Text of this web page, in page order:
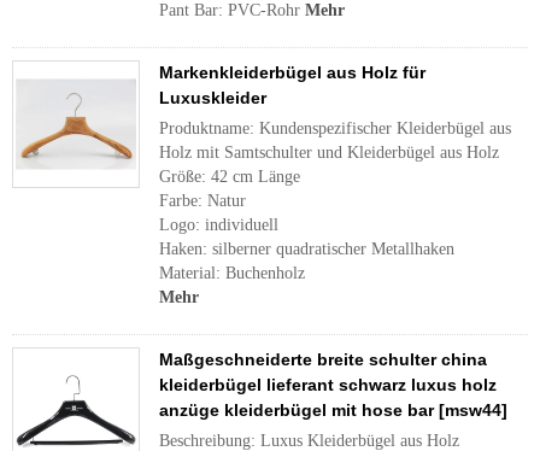
Pant Bar: PVC-Rohr Mehr
Markenkleiderbügel aus Holz für
Luxuskleider
Produktname: Kundenspezifischer Kleiderbügel aus
Holz mit Samtschulter und Kleiderbügel aus Holz
Größe: 42 cm Länge
Farbe: Natur
Logo: individuell
Haken: silberner quadratischer Metallhaken
Material: Buchenholz
Mehr
Maßgeschneiderte breite schulter china
kleiderbügel lieferant schwarz luxus holz
anzüge kleiderbügel mit hose bar [msw44]
Beschreibung: Luxus Kleiderbügel aus Holz